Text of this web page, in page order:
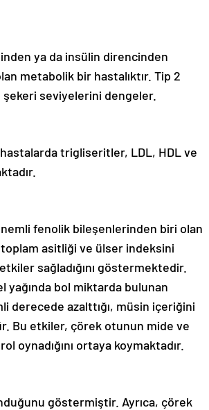
ya da insülin direncinden
metabolik bir hastalıktır. Tip 2
seviyelerini dengeler.
hastalarda trigliseritler, LDL, HDL ve
fenolik bileşenlerinden biri olan
asitliği ve ülser indeksini
sağladığını göstermektedir.
yağında bol miktarda bulunan
derecede azalttığı, müsin içeriğini
Bu etkiler, çörek otunun mide ve
oynadığını ortaya koymaktadır.
göstermiştir. Ayrıca, çörek